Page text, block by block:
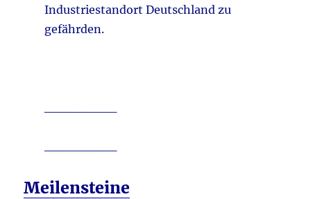
Industriestandort Deutschland zu
gefährden.
Meilensteine